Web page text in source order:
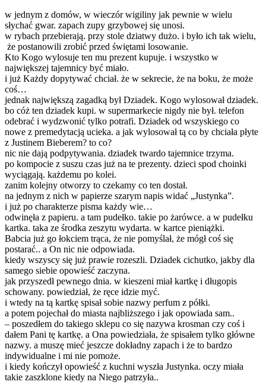
w jednym z domów, w wieczór wigiliny jak pewnie w wielu
słychać gwar. zapach zupy grzybowej się unosi.
w rybach przebierają. przy stole dziatwy dużo. i było ich tak wielu,
że postanowili zrobić przed świętami losowanie.
Kto Kogo wylosuje ten mu prezent kupuje. i wszystko w
największej tajemnicy być miało.
i już Każdy dopytywać chciał. że w sekrecie, że na boku, że może
coś…
jednak największą zagadką był Dziadek. Kogo wylosował dziadek.
bo cóż ten dziadek kupi. w supermarkecie nigdy nie był. telefon
odebrać i wydzwonić tylko potrafi. Dziadek od wszyskiego co
nowe z premedytacją ucieka. a jak wylosował tą co by chciała płyte
z Justinem Bieberem? to co?
nic nie dają podpytywania. dziadek twardo tajemnice trzyma.
po kompocie z suszu czas już na te prezenty. dzieci spod choinki
wyciągają. każdemu po kolei.
zanim kolejny otworzy to czekamy co ten dostał.
na jednym z nich w papierze szarym napis widać „Justynka”.
i już po charakterze pisma każdy wie…
odwinęła z papieru. a tam pudełko. takie po żarówce. a w pudełku
kartka. taka ze środka zeszytu wydarta. w kartce pieniążki.
Babcia już go łokciem trąca, że nie pomyślał, że mógł coś się
postarać.. a On nic nie odpowiada.
kiedy wszyscy się już prawie rozeszli. Dziadek cichutko, jakby dla
samego siebie opowieść zaczyna.
jak przyszedł pewnego dnia. w kieszeni miał kartkę i długopis
schowany. powiedział, że ręce idzie myć.
i wtedy na tą kartkę spisał sobie nazwy perfum z półki.
a potem pojechał do miasta najbliższego i jak opowiada sam..
– poszedłem do takiego sklepu co się nazywa krosman czy coś i
dałem Pani tę kartkę. a Ona powiedziała, że spisałem tylko główne
nazwy. a muszę mieć jeszcze dokładny zapach i że to bardzo
indywidualne i mi nie pomoże.
i kiedy kończył opowieść z kuchni wyszła Justynka. oczy miała
takie zaszklone kiedy na Niego patrzyła..